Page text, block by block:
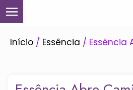
Início / Essência / Essência